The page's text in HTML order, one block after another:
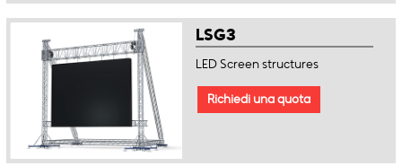
LSG3
LED Screen structures
Richiedi una quota